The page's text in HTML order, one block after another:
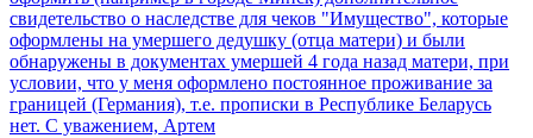
свидетельство о наследстве для чеков "Имущество", которые
оформлены на умершего дедушку (отца матери) и были
обнаружены в документах умершей 4 года назад матери, при
условии, что у меня оформлено постоянное проживание за
границей (Германия), т.е. прописки в Республике Беларусь
нет. С уважением, Артем